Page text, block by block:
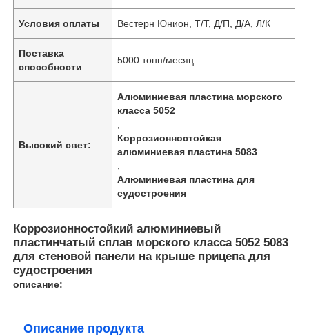
Условия оплаты Вестерн Юнион, Т/Т, Д/П, Д/А, Л/К
Поставка
способности
5000 тонн/месяц
Высокий свет:
Алюминиевая пластина морского
класса 5052
Коррозионностойкая
алюминиевая пластина 5083
Алюминиевая пластина для
судостроения
Коррозионностойкий алюминиевый
пластинчатый сплав морского класса 5052 5083
для стеновой панели на крыше прицепа для
судостроения
описание:
Описание продукта